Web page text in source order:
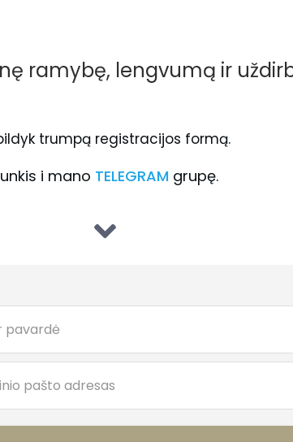
ramybę, lengvumą ir
trumpą registracijos formą.
i mano TELEGRAM grupę.